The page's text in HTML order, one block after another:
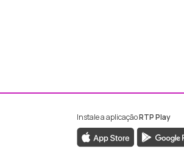
da RTP Madeira
da RTP Madeira
Instale a aplicaçãoRTP Play